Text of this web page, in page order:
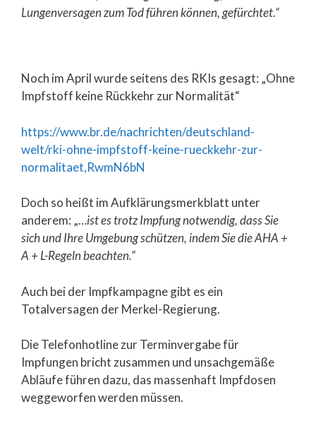
Lungenversagen zum Tod führen können, gefürchtet.“
Noch im April wurde seitens des RKIs gesagt: „Ohne
Impfstoff keine Rückkehr zur Normalität“
https://www.br.de/nachrichten/deutschland-
welt/rki-ohne-impfstoff-keine-rueckkehr-zur-
normalitaet,RwmN6bN
Doch so heißt im Aufklärungsmerkblatt unter
anderem: „…ist es trotz Impfung notwendig, dass Sie
sich und Ihre Umgebung schützen, indem Sie die AHA +
A + L-Regeln beachten.“
Auch bei der Impfkampagne gibt es ein
Totalversagen der Merkel-Regierung.
Die Telefonhotline zur Terminvergabe für
Impfungen bricht zusammen und unsachgemäße
Abläufe führen dazu, das massenhaft Impfdosen
weggeworfen werden müssen.